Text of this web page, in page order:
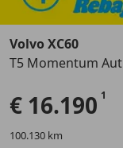
Anterior
Volvo XC60
T5 Momentum
€ 16.190
100.130 km